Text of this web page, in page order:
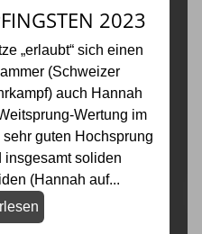
2023
„erlaubt“ sich einen
(Schweizer
auch Hannah
Wertung im
guten Hochsprung
insgesamt soliden
(Hannah auf...